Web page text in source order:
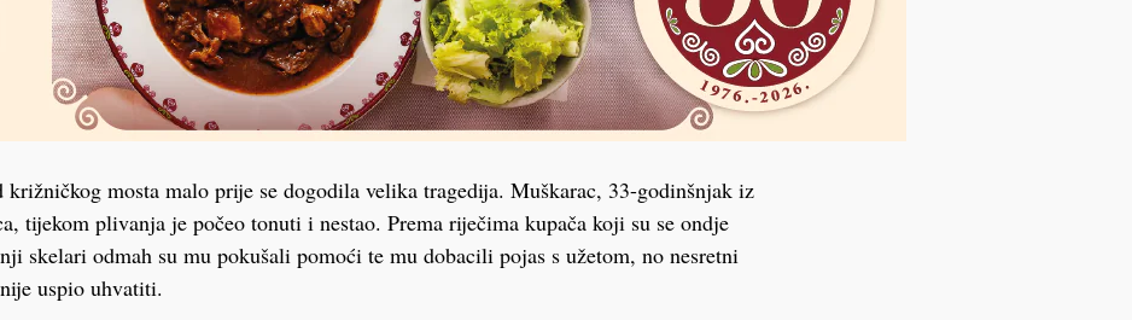
križničkog mosta malo prije se dogodila velika tragedija. Muškarac, 33-godinšnjak iz
tijekom plivanja je počeo tonuti i nestao. Prema riječima kupača koji su se ondje
skelari odmah su mu pokušali pomoći te mu dobacili pojas s užetom, no nesretni
uspio uhvatiti.